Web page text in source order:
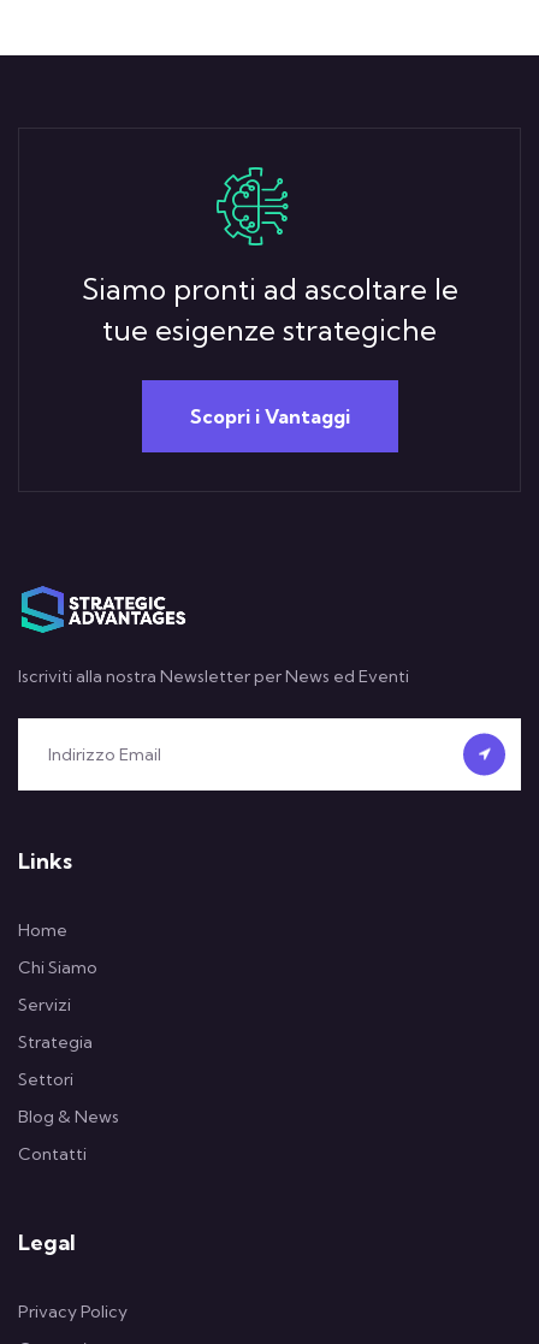
Siamo pronti ad ascoltare le
tue esigenze strategiche
Scopri i Vantaggi
Iscriviti alla nostra Newsletter per News ed Eventi
Links
Home
Chi Siamo
Servizi
Strategia
Settori
Blog & News
Contatti
Legal
Privacy Policy